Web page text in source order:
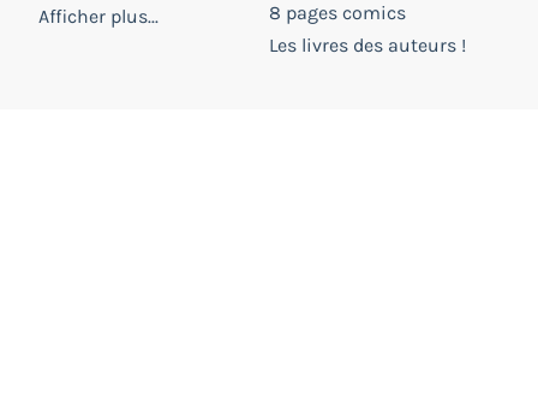
Afficher plus...
8 pages comics
Les livres des auteurs !